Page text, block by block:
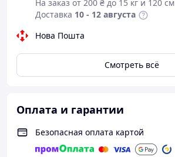
На заказ от 200 ₴ до 15 кг и 120 см
Доставка 10 - 12 августа
Нова Пошта
Смотреть всё
Оплата и гарантии
Безопасная оплата картой